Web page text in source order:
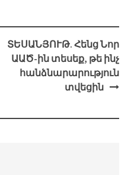
ՏԵՍԱՆՅՈՒԹ. Հենց Նոր
ԱԱԾ-ին տեսեք, թե ինչ
հանձնարարություն
տվեցին